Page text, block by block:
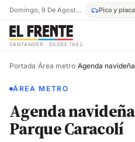
Domingo, 9 De Agosto De 2026 Pico y placa
SANTANDER · DESDE 1942
Portada/Área metro/
ÁREA METRO
Agenda
Parque Caracolí